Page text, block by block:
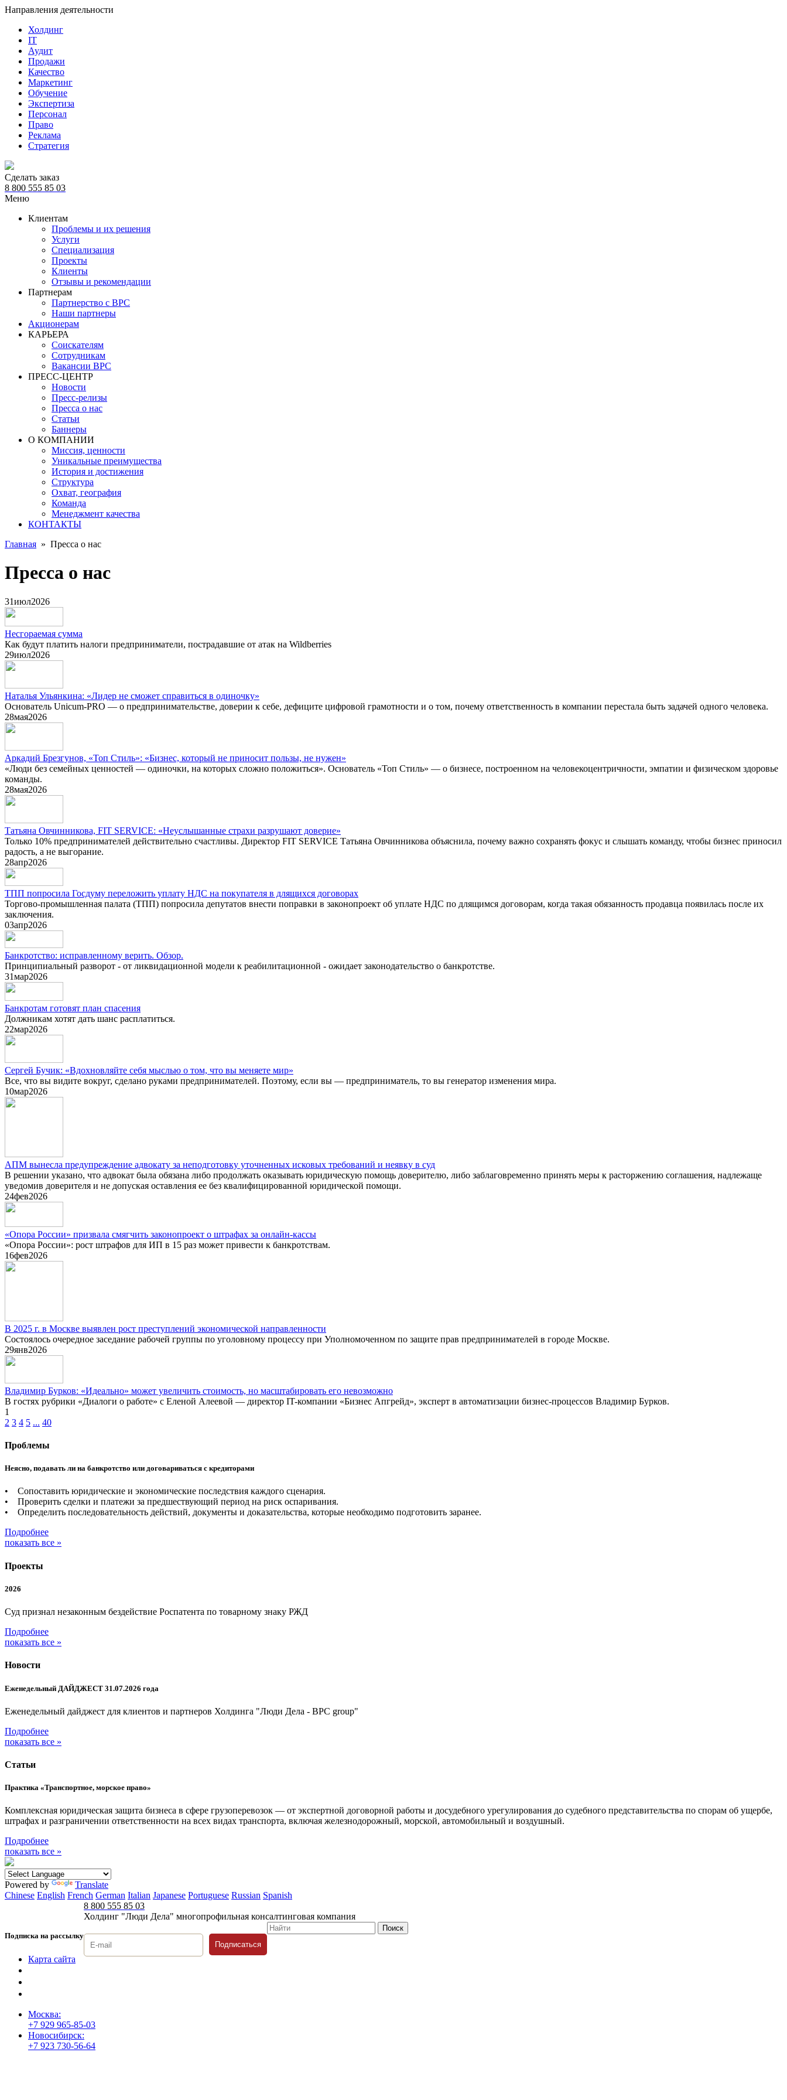
Направления деятельности
Холдинг
IT
Аудит
Продажи
Качество
Маркетинг
Обучение
Экспертиза
Персонал
Право
Реклама
Стратегия
Сделать заказ
8 800 555 85 03
Меню
Клиентам
Проблемы и их решения
Услуги
Специализация
Проекты
Клиенты
Отзывы и рекомендации
Партнерам
Партнерство с BPC
Наши партнеры
Акционерам
КАРЬЕРА
Соискателям
Сотрудникам
Вакансии BPC
ПРЕСС-ЦЕНТР
Новости
Пресс-релизы
Пресса о нас
Статьи
Баннеры
О КОМПАНИИ
Миссия, ценности
Уникальные преимущества
История и достижения
Структура
Охват, география
Команда
Менеджмент качества
КОНТАКТЫ
Главная » Пресса о нас
Пресса о нас
31июл2026
Несгораемая сумма
Как будут платить налоги предприниматели, пострадавшие от атак на Wildberries
29июл2026
Наталья Ульянкина: «Лидер не сможет справиться в одиночку»
Основатель Unicum-PRO — о предпринимательстве, доверии к себе, дефиците цифровой грамотности и о том, почему ответственность в компании перестала быть задачей одного человека.
28мая2026
Аркадий Брезгунов, «Топ Стиль»: «Бизнес, который не приносит пользы, не нужен»
«Люди без семейных ценностей — одиночки, на которых сложно положиться». Основатель «Топ Стиль» — о бизнесе, построенном на человекоцентричности, эмпатии и физическом здоровье
команды.
28мая2026
Татьяна Овчинникова, FIT SERVICE: «Неуслышанные страхи разрушают доверие»
Только 10% предпринимателей действительно счастливы. Директор FIT SERVICE Татьяна Овчинникова объяснила, почему важно сохранять фокус и слышать команду, чтобы бизнес приносил
радость, а не выгорание.
28апр2026
ТПП попросила Госдуму переложить уплату НДС на покупателя в длящихся договорах
Торгово-промышленная палата (ТПП) попросила депутатов внести поправки в законопроект об уплате НДС по длящимся договорам, когда такая обязанность продавца появилась после их
заключения.
03апр2026
Банкротство: исправленному верить. Обзор.
Принципиальный разворот - от ликвидационной модели к реабилитационной - ожидает законодательство о банкротстве.
31мар2026
Банкротам готовят план спасения
Должникам хотят дать шанс расплатиться.
22мар2026
Сергей Бучик: «Вдохновляйте себя мыслью о том, что вы меняете мир»
Все, что вы видите вокруг, сделано руками предпринимателей. Поэтому, если вы — предприниматель, то вы генератор изменения мира.
10мар2026
АПМ вынесла предупреждение адвокату за неподготовку уточненных исковых требований и неявку в суд
В решении указано, что адвокат была обязана либо продолжать оказывать юридическую помощь доверителю, либо заблаговременно принять меры к расторжению соглашения, надлежаще
уведомив доверителя и не допуская оставления ее без квалифицированной юридической помощи.
24фев2026
«Опора России» призвала смягчить законопроект о штрафах за онлайн-кассы
«Опора России»: рост штрафов для ИП в 15 раз может привести к банкротствам.
16фев2026
В 2025 г. в Москве выявлен рост преступлений экономической направленности
Состоялось очередное заседание рабочей группы по уголовному процессу при Уполномоченном по защите прав предпринимателей в городе Москве.
29янв2026
Владимир Бурков: «Идеально» может увеличить стоимость, но масштабировать его невозможно
В гостях рубрики «Диалоги о работе» с Еленой Алеевой — директор IT-компании «Бизнес Апгрейд», эксперт в автоматизации бизнес-процессов Владимир Бурков.
1
2 3 4 5 ... 40
Проблемы
Неясно, подавать ли на банкротство или договариваться с кредиторами
• Сопоставить юридические и экономические последствия каждого сценария.
• Проверить сделки и платежи за предшествующий период на риск оспаривания.
• Определить последовательность действий, документы и доказательства, которые необходимо подготовить заранее.
Подробнее
показать все »
Проекты
2026
Суд признал незаконным бездействие Роспатента по товарному знаку РЖД
Подробнее
показать все »
Новости
Еженедельный ДАЙДЖЕСТ 31.07.2026 года
Еженедельный дайджест для клиентов и партнеров Холдинга "Люди Дела - BPC group"
Подробнее
показать все »
Статьи
Практика «Транспортное, морское право»
Комплексная юридическая защита бизнеса в сфере грузоперевозок — от экспертной договорной работы и досудебного урегулирования до судебного представительства по спорам об ущербе,
штрафах и разграничении ответственности на всех видах транспорта, включая железнодорожный, морской, автомобильный и воздушный.
Подробнее
показать все »
Powered by
Translate
Chinese English French German Italian Japanese Portuguese Russian Spanish
Подписка на рассылку
8 800 555 85 03
Холдинг "Люди Дела" многопрофильная консалтинговая компания
Подписаться
Карта сайта
Москва:
+7 929 965-85-03
Новосибирск:
+7 923 730-56-64